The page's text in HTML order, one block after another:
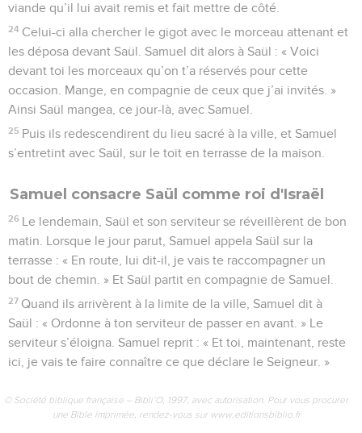
viande qu’il lui avait remis et fait mettre de côté.
24 Celui-ci alla chercher le gigot avec le morceau attenant et
les déposa devant Saül. Samuel dit alors à Saül : « Voici
devant toi les morceaux qu’on t’a réservés pour cette
occasion. Mange, en compagnie de ceux que j’ai invités. »
Ainsi Saül mangea, ce jour-là, avec Samuel.
25 Puis ils redescendirent du lieu sacré à la ville, et Samuel
s’entretint avec Saül, sur le toit en terrasse de la maison.
Samuel consacre Saül comme roi d'Israël
26 Le lendemain, Saül et son serviteur se réveillèrent de bon
matin. Lorsque le jour parut, Samuel appela Saül sur la
terrasse : « En route, lui dit-il, je vais te raccompagner un
bout de chemin. » Et Saül partit en compagnie de Samuel.
27 Quand ils arrivèrent à la limite de la ville, Samuel dit à
Saül : « Ordonne à ton serviteur de passer en avant. » Le
serviteur s’éloigna. Samuel reprit : « Et toi, maintenant, reste
ici, je vais te faire connaître ce que déclare le Seigneur. »
© Société biblique française – Bibli’O, 1997, avec autorisation. Pour vous procurer
une Bible imprimée, rendez-vous sur www.editionsbiblio.fr